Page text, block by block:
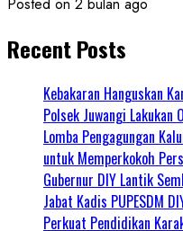
Recent Posts
Kebakaran Hanguskan
Polsek Juwangi Lakukan
Lomba Pengagungan
untuk Memperkokoh
Gubernur DIY Lantik
Jabat Kadis PUPESDM
Perkuat Pendidikan